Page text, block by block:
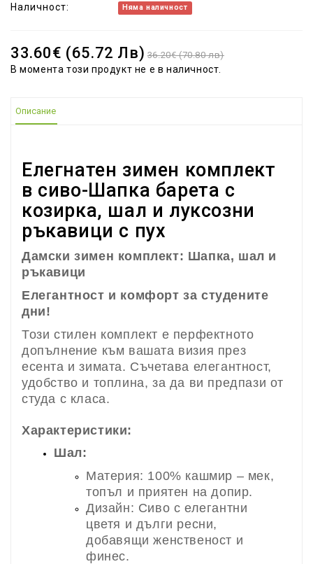
Наличност:
Няма наличност
33.60€ (65.72 Лв) 36.20€ (70.80 лв)
В момента този продукт не е в наличност.
Описание
Елегнатен зимен комплект
в сиво-Шапка барета с
козирка, шал и луксозни
ръкавици с пух
Дамски зимен комплект: Шапка, шал и
ръкавици
Елегантност и комфорт за студените
дни!
Този стилен комплект е перфектното
допълнение към вашата визия през
есента и зимата. Съчетава елегантност,
удобство и топлина, за да ви предпази от
студа с класа.
Характеристики:
Шал:
Материя: 100% кашмир – мек,
топъл и приятен на допир.
Дизайн: Сиво с елегантни
цветя и дълги ресни,
добавящи женственост и
финес.